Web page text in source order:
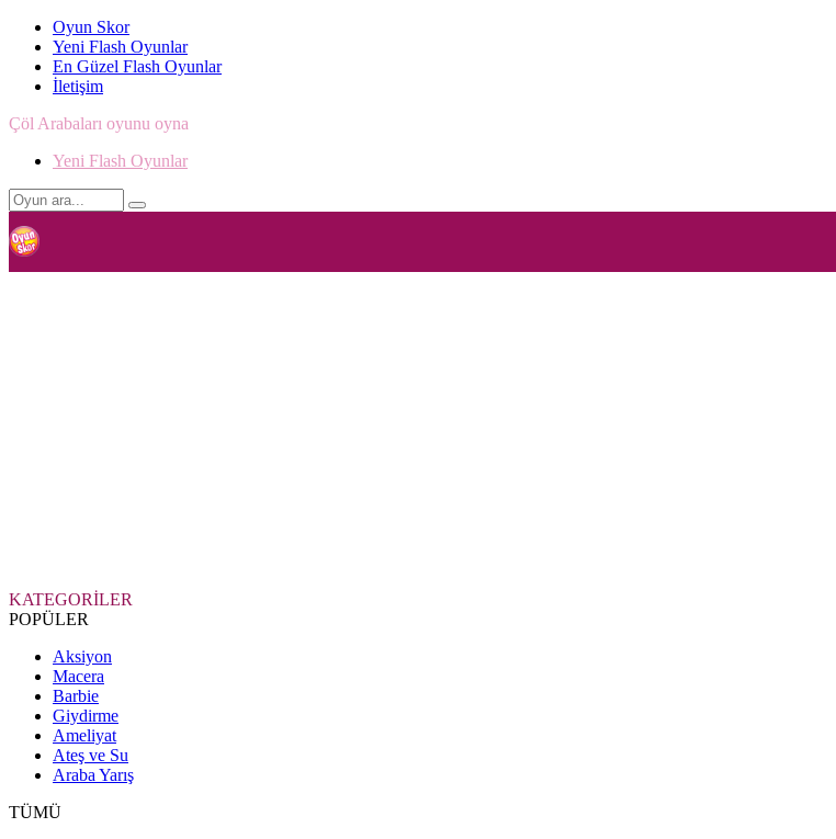
Oyun Skor
Yeni Flash Oyunlar
En Güzel Flash Oyunlar
İletişim
Çöl Arabaları oyunu oyna
Yeni Flash Oyunlar
KATEGORİLER
POPÜLER
Aksiyon
Macera
Barbie
Giydirme
Ameliyat
Ateş ve Su
Araba Yarış
TÜMÜ